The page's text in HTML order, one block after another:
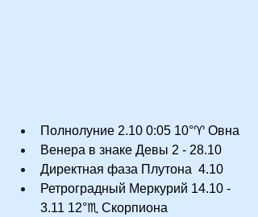
Полнолуние 2.10 0:05 10°♈ Овна
Венера в знаке Девы 2 - 28.10
Директная фаза Плутона  4.10
Ретроградный Меркурий 14.10 -
3.11 12°♏ Скорпиона